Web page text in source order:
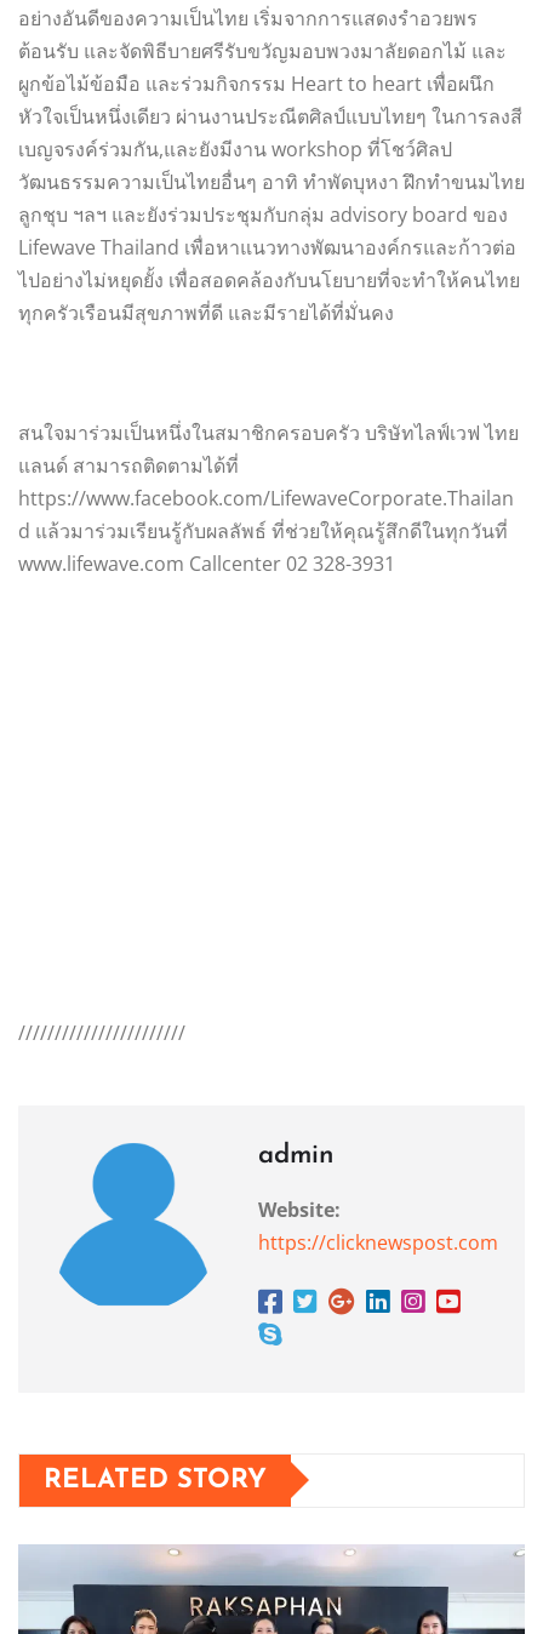
อย่างอันดีของความเป็นไทย เริ่มจากการแสดงรำอวยพร
ต้อนรับ และจัดพิธีบายศรีรับขวัญมอบพวงมาลัยดอกไม้ และ
ผูกข้อไม้ข้อมือ และร่วมกิจกรรม Heart to heart เพื่อผนึก
หัวใจเป็นหนึ่งเดียว ผ่านงานประณีตศิลป์แบบไทยๆ ในการลงสี
เบญจรงค์ร่วมกัน,และยังมีงาน workshop ที่โชว์ศิลป
วัฒนธรรมความเป็นไทยอื่นๆ อาทิ ทำพัดบุหงา ฝึกทำขนมไทย
ลูกชุบ ฯลฯ และยังร่วมประชุมกับกลุ่ม advisory board ของ
Lifewave Thailand เพื่อหาแนวทางพัฒนาองค์กรและก้าวต่อ
ไปอย่างไม่หยุดยั้ง เพื่อสอดคล้องกับนโยบายที่จะทำให้คนไทย
ทุกครัวเรือนมีสุขภาพที่ดี และมีรายได้ที่มั่นคง
สนใจมาร่วมเป็นหนึ่งในสมาชิกครอบครัว บริษัทไลฟ์เวฟ ไทย
แลนด์ สามารถติดตามได้ที่
https://www.facebook.com/LifewaveCorporate.Thailan
d แล้วมาร่วมเรียนรู้กับผลลัพธ์ ที่ช่วยให้คุณรู้สึกดีในทุกวันที่
www.lifewave.com Callcenter 02 328-3931
///////////////////////
admin
Website:
https://clicknewspost.com
RELATED STORY